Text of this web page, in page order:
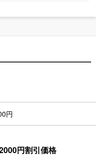
円
円割引価格